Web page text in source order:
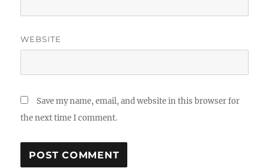
WEBSITE
Save my name, email, and website in this browser for
the next time I comment.